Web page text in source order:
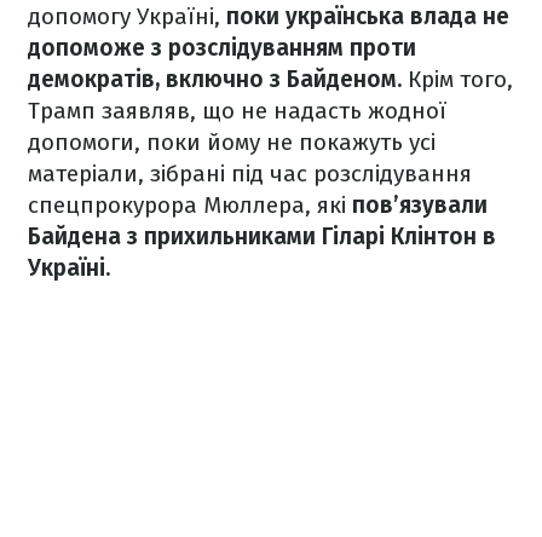
допомогу Україні, поки українська влада не
допоможе з розслідуванням проти
демократів, включно з Байденом. Крім того,
Трамп заявляв, що не надасть жодної
допомоги, поки йому не покажуть усі
матеріали, зібрані під час розслідування
спецпрокурора Мюллера, які пов’язували
Байдена з прихильниками Гіларі Клінтон в
Україні.